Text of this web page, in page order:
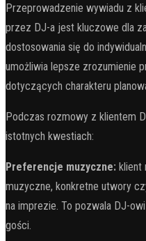
Przeprowadzenie wywiadu z
przez DJ-a jest kluczowe dla
dostosowania się do
umożliwia lepsze zrozumienie
dotyczących charakteru
Podczas rozmowy z klientem
istotnych kwestiach:
Preferencje muzyczne: klient
muzyczne, konkretne utwory
na imprezie. To pozwala DJ-
gości.